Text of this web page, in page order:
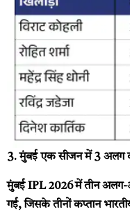
3. मुंबई एक सीजन में 3 अलग
मुंबई IPL 2026 में तीन अलग-
गई, जिसके तीनों कप्तान